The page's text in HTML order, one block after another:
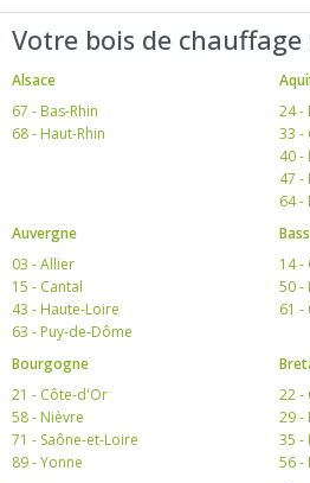
Votre bois de
Alsace
67 - Bas-Rhin
68 - Haut-Rhin
24 -
33 -
40 -
47 -
64 -
Auvergne
03 - Allier
15 - Cantal
43 - Haute-Loire
63 - Puy-de-Dôme
14 -
50 -
61 -
Bourgogne
21 - Côte-d'Or
58 - Nièvre
71 - Saône-et-Loire
89 - Yonne
22 -
29 -
35 -
56 -